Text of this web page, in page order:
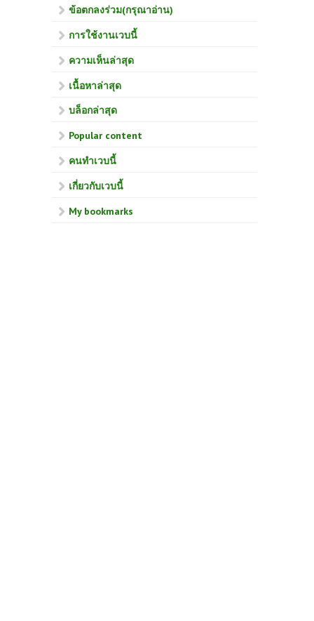
ข้อตกลงร่วม(กรุณาอ่าน)
การใช้งานเวบนี้
ความเห็นล่าสุด
เนื้อหาล่าสุด
บล็อกล่าสุด
Popular content
คนทำเวบนี้
เกี่ยวกับเวบนี้
My bookmarks